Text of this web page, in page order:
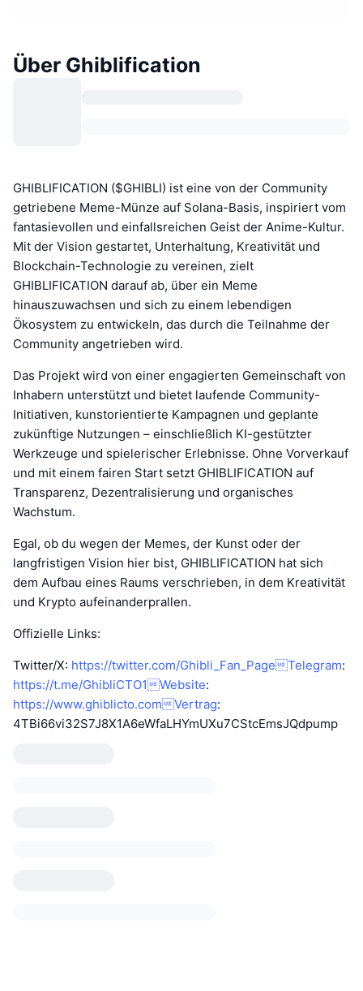
Über Ghiblification
GHIBLIFICATION ($GHIBLI) ist eine von der Community
getriebene Meme-Münze auf Solana-Basis, inspiriert vom
fantasievollen und einfallsreichen Geist der Anime-Kultur.
Mit der Vision gestartet, Unterhaltung, Kreativität und
Blockchain-Technologie zu vereinen, zielt
GHIBLIFICATION darauf ab, über ein Meme
hinauszuwachsen und sich zu einem lebendigen
Ökosystem zu entwickeln, das durch die Teilnahme der
Community angetrieben wird.
Das Projekt wird von einer engagierten Gemeinschaft von
Inhabern unterstützt und bietet laufende Community-
Initiativen, kunstorientierte Kampagnen und geplante
zukünftige Nutzungen – einschließlich KI-gestützter
Werkzeuge und spielerischer Erlebnisse. Ohne Vorverkauf
und mit einem fairen Start setzt GHIBLIFICATION auf
Transparenz, Dezentralisierung und organisches
Wachstum.
Egal, ob du wegen der Memes, der Kunst oder der
langfristigen Vision hier bist, GHIBLIFICATION hat sich
dem Aufbau eines Raums verschrieben, in dem Kreativität
und Krypto aufeinanderprallen.
Offizielle Links:
Twitter/X: https://twitter.com/Ghibli_Fan_PageTelegram:
https://t.me/GhibliCTO1Website:
https://www.ghiblicto.comVertrag:
4TBi66vi32S7J8X1A6eWfaLHYmUXu7CStcEmsJQdpump